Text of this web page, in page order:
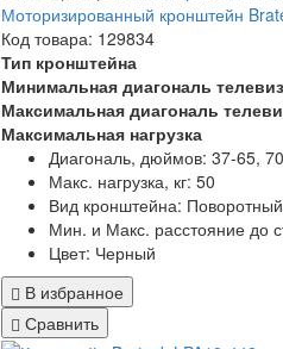
Моторизированный кронштейн
Код товара: 129834
Тип кронштейна
Минимальная диагональ
Максимальная диагональ
Максимальная нагрузка
Диагональ, дюймов: 37-65,
Макс. нагрузка, кг: 50
Вид кронштейна: Поворотный
Мин. и Макс. расстояние до
Цвет: Черный
В избранное
Сравнить